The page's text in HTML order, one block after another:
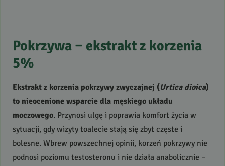
Pokrzywa – ekstrakt z korzenia
5%
Ekstrakt z korzenia pokrzywy zwyczajnej (Urtica dioica)
to nieocenione wsparcie dla męskiego układu
moczowego. Przynosi ulgę i poprawia komfort życia w
sytuacji, gdy wizyty toalecie stają się zbyt częste i
bolesne. Wbrew powszechnej opinii, korzeń pokrzywy nie
podnosi poziomu testosteronu i nie działa anabolicznie –